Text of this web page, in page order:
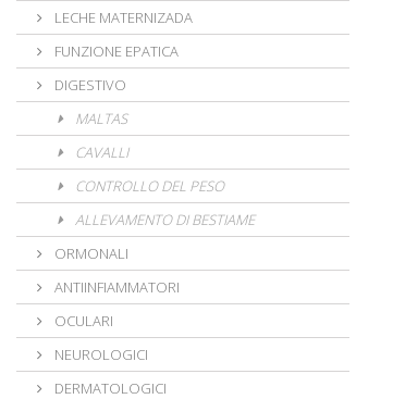
LECHE MATERNIZADA
FUNZIONE EPATICA
DIGESTIVO
MALTAS
CAVALLI
CONTROLLO DEL PESO
ALLEVAMENTO DI BESTIAME
ORMONALI
ANTIINFIAMMATORI
OCULARI
NEUROLOGICI
DERMATOLOGICI